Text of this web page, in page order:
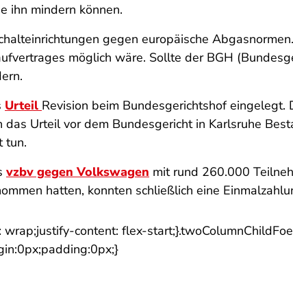
ihn mindern können.
gegen europäische
möglich wäre. Sollte der BGH
Urteil Revision beim Bundesgerichtshof
Urteil vor dem Bundesgericht in Karlsruhe
tun.
vzbv gegen Volkswagen mit rund 260.000
hatten, konnten schließlich eine
content: flex-